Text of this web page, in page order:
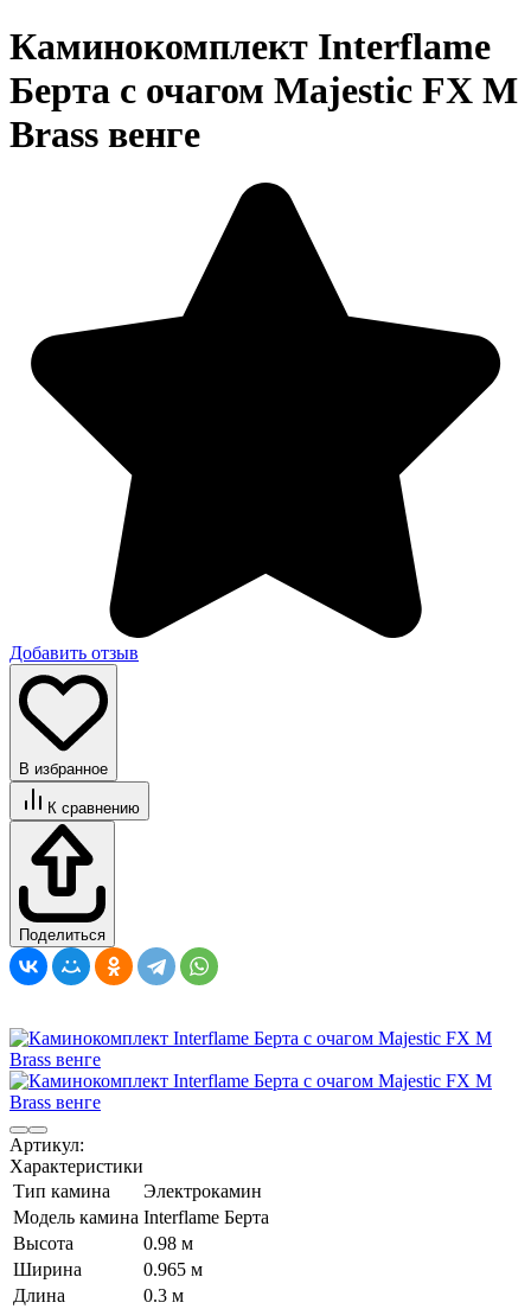
Каминокомплект Interflame
Берта с очагом Majestic FX M
Brass венге
Добавить отзыв
В избранное
К сравнению
Поделиться
Артикул:
Характеристики
Тип камина
Электрокамин
Модель камина Interflame Берта
Высота
0.98 м
Ширина
0.965 м
Длина
0.3 м